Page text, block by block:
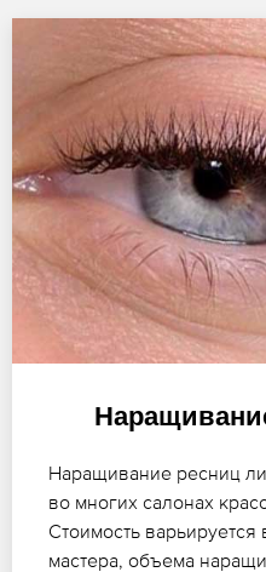
Наращивание ресниц
во многих салонах
Стоимость варьируется
мастера, объема